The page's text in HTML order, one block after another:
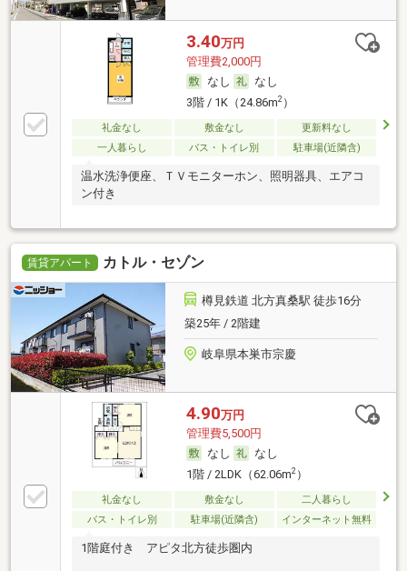
3.40万円
管理費2,000円
なし
なし
3階 / 1K（24.86m2）
礼金なし 敷金なし
更新料なし
一人暮らし
バス・トイレ別 駐車場(近隣含)
温水洗浄便座、ＴＶモニターホン、照明器具、エアコ
ン付き
賃貸アパート カトル・セゾン
樽見鉄道 北方真桑駅 徒歩16分
築25年 / 2階建
岐阜県本巣市宗慶
4.90万円
管理費5,500円
なし
なし
1階 / 2LDK（62.06m2）
礼金なし 敷金なし
二人暮らし
バス・トイレ別
駐車場(近隣含) インターネット無料
1階庭付き アピタ北方徒歩圏内